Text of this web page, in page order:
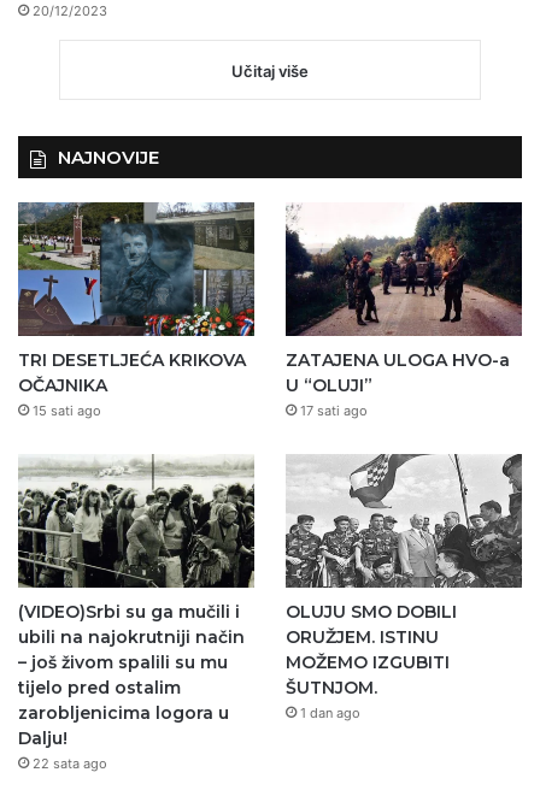
20/12/2023
Učitaj više
NAJNOVIJE
TRI DESETLJEĆA KRIKOVA
OČAJNIKA
15 sati ago
ZATAJENA ULOGA HVO-a
U “OLUJI”
17 sati ago
(VIDEO)Srbi su ga mučili i
ubili na najokrutniji način
– još živom spalili su mu
tijelo pred ostalim
zarobljenicima logora u
Dalju!
22 sata ago
OLUJU SMO DOBILI
ORUŽJEM. ISTINU
MOŽEMO IZGUBITI
ŠUTNJOM.
1 dan ago